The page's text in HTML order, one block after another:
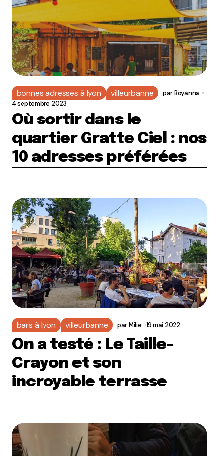
bonnes adresses à lyon villeurbanne parBoyanna
4 septembre 2023
Où sortir dans le
quartier Gratte Ciel : nos
10 adresses préférées
bars à lyon villeurbanne parMilie 19 mai 2022
On a testé : Le Taille-
Crayon et son
incroyable terrasse